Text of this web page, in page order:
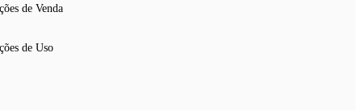
de Venda
de Uso